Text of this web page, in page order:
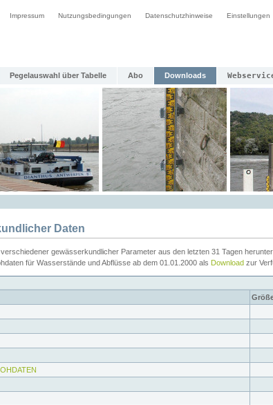
Impressum Nutzungsbedingungen Datenschutzhinweise Einstellungen
Pegelauswahl über Tabelle Abo Downloads
Daten
gewässerkundlicher Parameter aus den letzten 31 Tagen
für Wasserstände und Abflüsse ab dem 01.01.2000 als Download zur